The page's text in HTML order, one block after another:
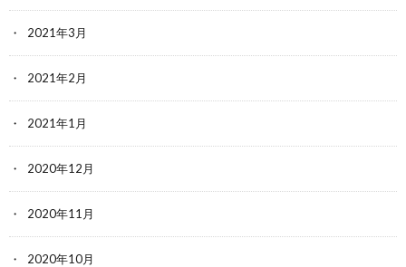
2021年3月
2021年2月
2021年1月
2020年12月
2020年11月
2020年10月